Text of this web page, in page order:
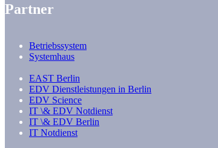
Partner
Betriebssystem
Systemhaus
EAST Berlin
EDV Dienstleistungen in Berlin
EDV Science
IT \& EDV Notdienst
IT \& EDV Berlin
IT Notdienst